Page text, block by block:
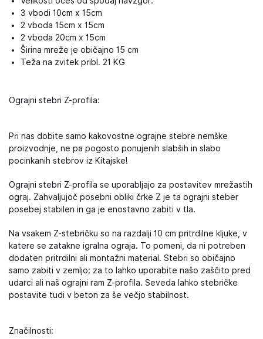
3 vbodi 10cm x 15cm
2 vboda 15cm x 15cm
2 vboda 20cm x 15cm
Širina mreže je običajno 15 cm
Teža na zvitek pribl. 21 KG
Ograjni stebri Z-profila:
Pri nas dobite samo kakovostne ograjne stebre nemške
proizvodnje, ne pa pogosto ponujenih slabših in slabo
pocinkanih stebrov iz Kitajske!
Ograjni stebri Z-profila se uporabljajo za postavitev mrežastih
ograj. Zahvaljujoč posebni obliki črke Z je ta ograjni steber
posebej stabilen in ga je enostavno zabiti v tla.
Na vsakem Z-stebričku so na razdalji 10 cm pritrdilne kljuke, v
katere se zatakne igralna ograja. To pomeni, da ni potreben
dodaten pritrdilni ali montažni material. Stebri so običajno
samo zabiti v zemljo; za to lahko uporabite našo zaščito pred
udarci ali naš ograjni ram Z-profila. Seveda lahko stebričke
postavite tudi v beton za še večjo stabilnost.
Značilnosti: